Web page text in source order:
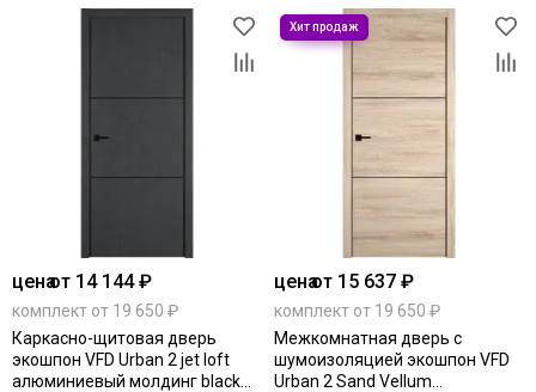
ценаот 14 144 ₽
комплект от 19 650 ₽
Каркасно-щитовая дверь
экошпон VFD Urban 2 jet loft
алюминиевый молдинг black
ценаот 15 637 ₽
комплект от 19 650 ₽
Межкомнатная дверь с
шумоизоляцией экошпон VFD
Urban 2 Sand Vellum